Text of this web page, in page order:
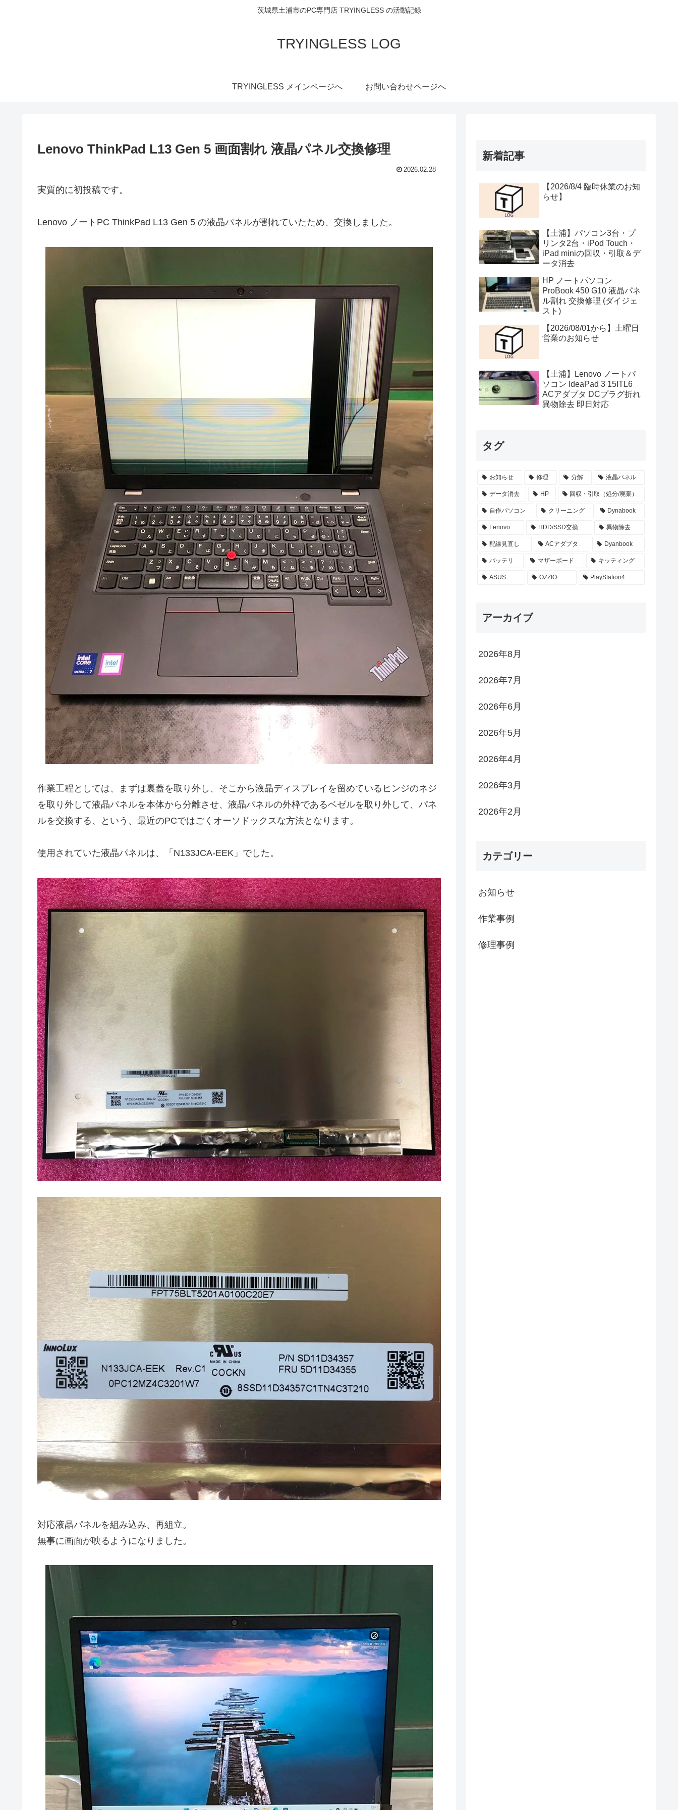
茨城県土浦市のPC専門店 TRYINGLESS の活動記録
TRYINGLESS LOG
TRYINGLESS メインページへ お問い合わせページへ
Lenovo ThinkPad L13 Gen 5 画面割れ 液晶パネル交換修理
2026.02.28
実質的に初投稿です。
Lenovo ノートPC ThinkPad L13 Gen 5 の液晶パネルが割れていたため、交換しました。
作業工程としては、まずは裏蓋を取り外し、そこから液晶ディスプレイを留めているヒンジのネジ
を取り外して液晶パネルを本体から分離させ、液晶パネルの外枠であるベゼルを取り外して、パネ
ルを交換する、という、最近のPCではごくオーソドックスな方法となります。
使用されていた液晶パネルは、「N133JCA-EEK」でした。
対応液晶パネルを組み込み、再組立。
無事に画面が映るようになりました。
新着記事
【2026/8/4 臨時休業のお知
らせ】
【土浦】パソコン3台・プ
リンタ2台・iPod Touch・
iPad miniの回収・引取＆デ
ータ消去
HP ノートパソコン
ProBook 450 G10 液晶パネ
ル割れ 交換修理 (ダイジェ
スト)
【2026/08/01から】土曜日
営業のお知らせ
【土浦】Lenovo ノートパ
ソコン IdeaPad 3 15ITL6
ACアダプタ DCプラグ折れ
異物除去 即日対応
タグ
お知らせ 修理 分解 液晶パネル
データ消去 HP 回収・引取（処分/廃棄）
自作パソコン クリーニング Dynabook
Lenovo HDD/SSD交換 異物除去
配線見直し ACアダプタ Dyanbook
バッテリ マザーボード キッティング
ASUS OZZIO PlayStation4
アーカイブ
2026年8月
2026年7月
2026年6月
2026年5月
2026年4月
2026年3月
2026年2月
カテゴリー
お知らせ
作業事例
修理事例